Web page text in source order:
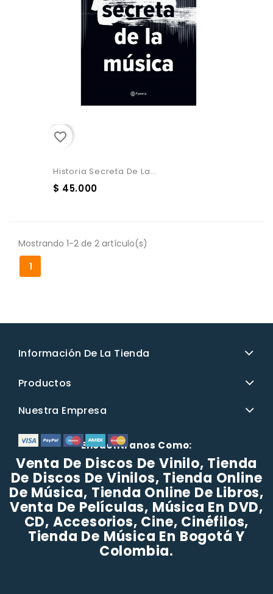
favorite_border
Historia Secreta De La...
$ 45.000
Mostrando 1-2 de 2 artículo(s)
1
Información De La Tienda
Productos
Nuestra Empresa
Encuéntranos Como:
Venta De Discos De Vinilo, Tienda
De Discos De Vinilos, Tienda Online
De Música, Tienda Online De Libros,
Venta De Películas, Música En DVD,
CD, Accesorios, Cine, Cinéfilos,
Tienda De Música En Bogotá Y
Colombia.